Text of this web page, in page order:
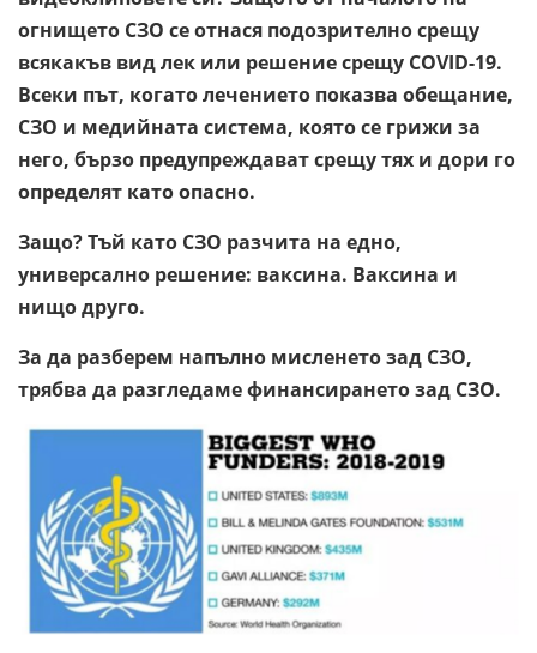
огнището СЗО се отнася подозрително срещу
всякакъв вид лек или решение срещу COVID-19.
Всеки път, когато лечението показва обещание,
СЗО и медийната система, която се грижи за
него, бързо предупреждават срещу тях и дори го
определят като опасно.
Защо? Тъй като СЗО разчита на едно,
универсално решение: ваксина. Ваксина и
нищо друго.
За да разберем напълно мисленето зад СЗО,
трябва да разгледаме финансирането зад СЗО.